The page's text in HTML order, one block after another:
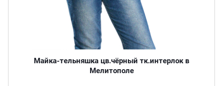
Майка-тельняшка цв.чёрный тк.интерлок в
Мелитополе